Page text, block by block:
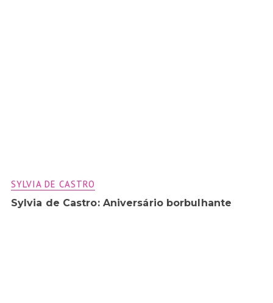
SYLVIA DE CASTRO
Sylvia de Castro: Aniversário borbulhante